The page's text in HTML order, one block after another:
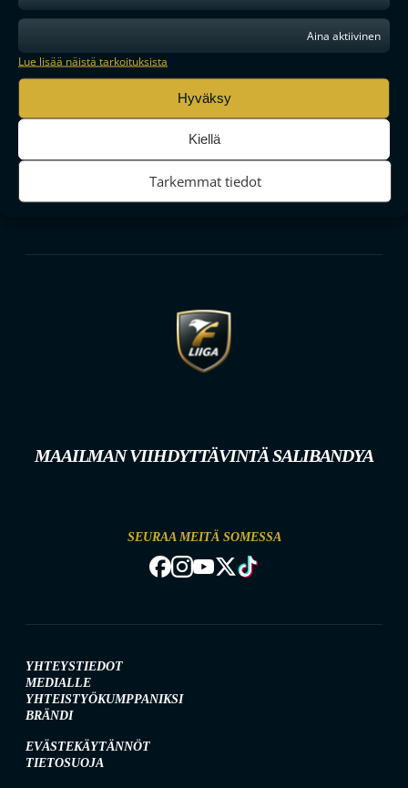
Aina aktiivinen
Lue lisää näistä tarkoituksista
Hyväksy
Kiellä
Tarkemmat tiedot
MAAILMAN VIIHDYTTÄVINTÄ SALIBANDYA
SEURAA MEITÄ SOMESSA
YHTEYSTIEDOT
MEDIALLE
YHTEISTYÖKUMPPANIKSI
BRÄNDI
EVÄSTEKÄYTÄNNÖT
TIETOSUOJA